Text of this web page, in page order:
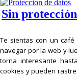
Sin
Te sientas con un
navegar por la web y
torna interesante
cookies y pueden